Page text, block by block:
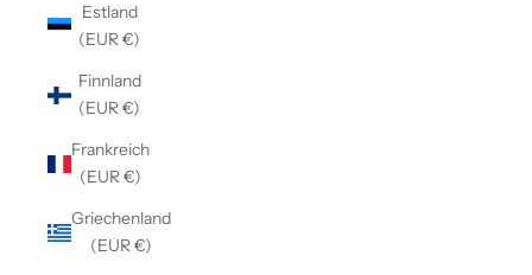
Estland
(EUR €)
Finnland
(EUR €)
Frankreich
(EUR €)
Griechenland
(EUR €)